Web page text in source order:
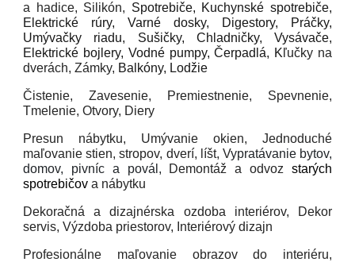
a hadice, Silikón, Spotrebiče, Kuchynské spotrebiče,
Elektrické rúry, Varné dosky, Digestory, Práčky,
Umývačky riadu, Sušičky, Chladničky, Vysávače,
Elektrické bojlery, Vodné pumpy, Čerpadlá, K ľučky na
dverách, Zámky, Balkóny, Lodžie
Čistenie, Zavesenie, Premiestnenie, Spevnenie,
Tmelenie, Otvory, Diery
Presun nábytku, Umývanie okien, Jednoduché
maľovanie stien, stropov, dverí, líšt, Vypratávanie bytov,
domov, pivníc a povál, Demontáž a odvoz starých
spotrebičov a nábytku
Dekoračná a dizajnérska ozdoba interiérov, Dekor
servis, Výzdoba priestorov, Interiérový dizajn
Profesionálne maľovanie obrazov do interiéru,